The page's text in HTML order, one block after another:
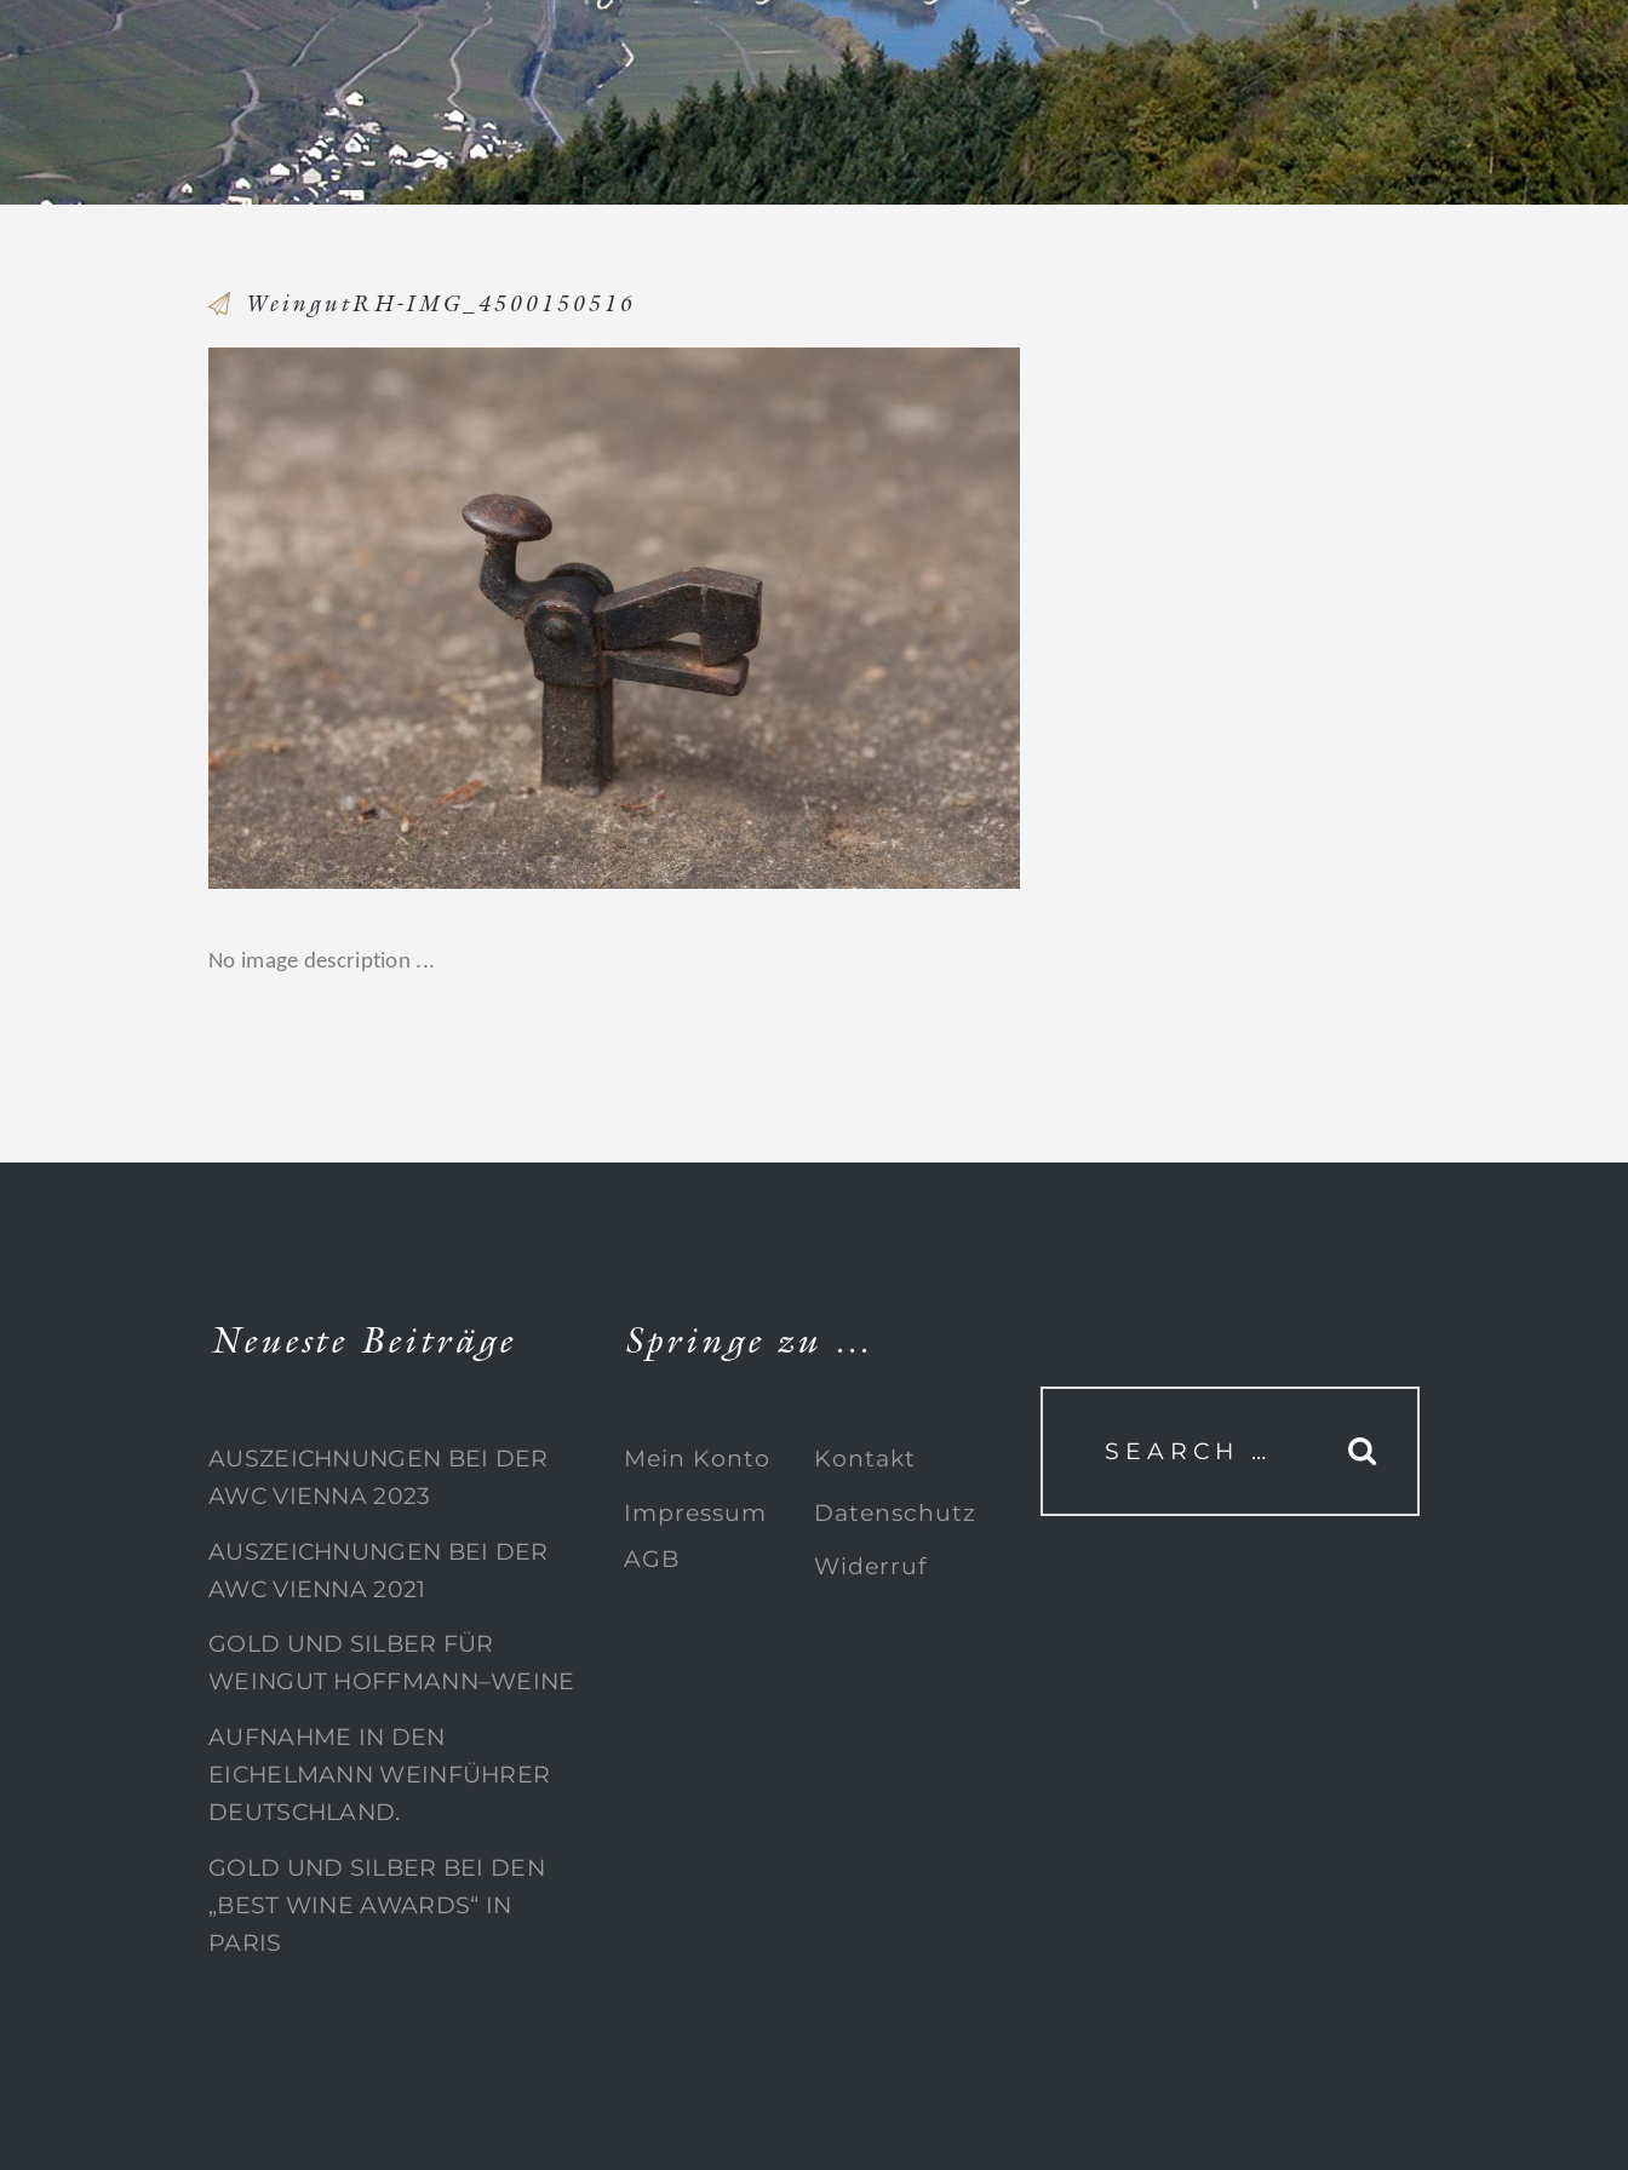
WeingutRH-IMG_4500150516
No image description ...
Neueste Beiträge
AUSZEICHNUNGEN BEI DER
AWC VIENNA 2023
AUSZEICHNUNGEN BEI DER
AWC VIENNA 2021
GOLD UND SILBER FÜR
WEINGUT HOFFMANN–WEINE
AUFNAHME IN DEN
EICHELMANN WEINFÜHRER
DEUTSCHLAND.
GOLD UND SILBER BEI DEN
„BEST WINE AWARDS“ IN
PARIS
Springe zu …
Mein Konto
Kontakt
Impressum
AGB
Datenschutz
Widerruf